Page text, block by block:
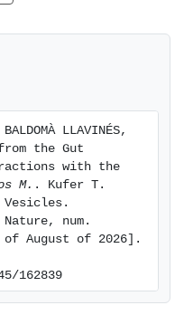
control the gut
host immune
stimulation of
MVs results in tightly
to tolerogenic
intestinal
MVs are
distribution and
distal tissues in
LLAVINÉS,
the Gut
with the
M. . Kufer T.
Vesicles.
num.
August of 2026].
162839